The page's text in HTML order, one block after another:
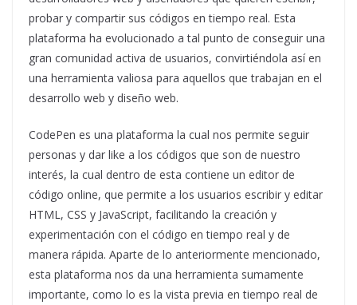
probar y compartir sus códigos en tiempo real. Esta
plataforma ha evolucionado a tal punto de conseguir una
gran comunidad activa de usuarios, convirtiéndola así en
una herramienta valiosa para aquellos que trabajan en el
desarrollo web y diseño web.
CodePen es una plataforma la cual nos permite seguir
personas y dar like a los códigos que son de nuestro
interés, la cual dentro de esta contiene un editor de
código online, que permite a los usuarios escribir y editar
HTML, CSS y JavaScript, facilitando la creación y
experimentación con el código en tiempo real y de
manera rápida. Aparte de lo anteriormente mencionado,
esta plataforma nos da una herramienta sumamente
importante, como lo es la vista previa en tiempo real de